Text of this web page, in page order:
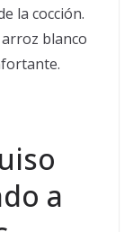
la cocción.
blanco
a